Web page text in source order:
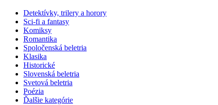
Detektívky, trilery a horory
Sci-fi a fantasy
Komiksy
Romantika
Spoločenská beletria
Klasika
Historické
Slovenská beletria
Svetová beletria
Poézia
Ďalšie kategórie